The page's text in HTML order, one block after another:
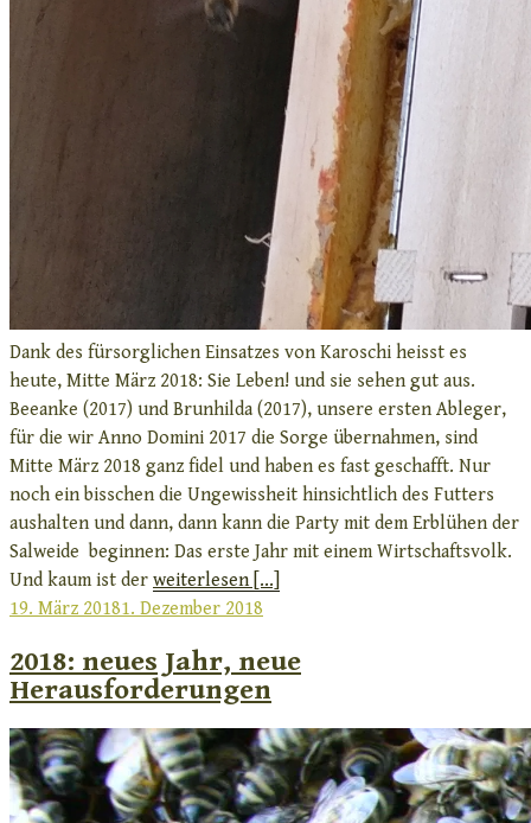
Dank des fürsorglichen Einsatzes von Karoschi heisst es
heute, Mitte März 2018: Sie Leben! und sie sehen gut aus.
Beeanke (2017) und Brunhilda (2017), unsere ersten Ableger,
für die wir Anno Domini 2017 die Sorge übernahmen, sind
Mitte März 2018 ganz fidel und haben es fast geschafft. Nur
noch ein bisschen die Ungewissheit hinsichtlich des Futters
aushalten und dann, dann kann die Party mit dem Erblühen der
Salweide beginnen: Das erste Jahr mit einem Wirtschaftsvolk.
Und kaum ist der weiterlesen [...]
Veröffentlicht
19. März 20181. Dezember 2018
2018: neues Jahr, neue
Herausforderungen